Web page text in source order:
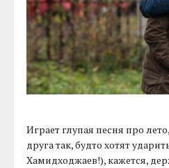
Играет глупая песня про
друга так, будто хотят
Хамидходжаев!), кажется,